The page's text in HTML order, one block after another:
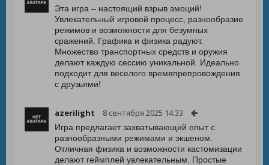
Эта игра – настоящий взрыв эмоций!
Увлекательный игровой процесс, разнообразие
режимов и возможности для безумных
сражений. Графика и физика радуют.
Множество транспортных средств и оружия
делают каждую сессию уникальной. Идеально
подходит для веселого времяпрепровождения
с друзьями!
azerilight 8 сентября 2025 14:33
Игра предлагает захватывающий опыт с
разнообразными режимами и экшеном.
Отличная физика и возможности кастомизации
делают геймплей увлекательным. Простые